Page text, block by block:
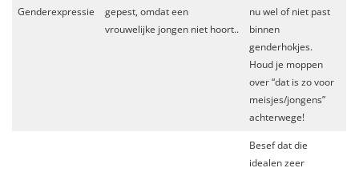
Genderexpressie
gepest, omdat een
vrouwelijke jongen niet hoort..
nu wel of niet past
binnen
genderhokjes.
Houd je moppen
over “dat is zo voor
meisjes/jongens”
achterwege!
Besef dat die
idealen zeer